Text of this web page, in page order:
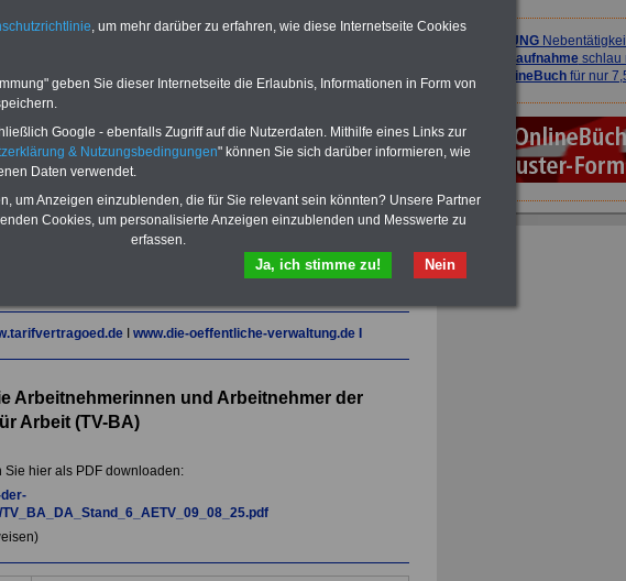
Oktober 2025 PDF-SERVICE:15 Euro
von 12 Monaten bleiben Sie bei den
Dienst auf dem Laufenden, u.a.
Tarifverträge für den öffentlichen
Dienst:
das eBook Tarifrecht öffentlicher
Dienst (TVöD, TV-L)sowie weitere
10 Bücher bzw. eBooks zum
herunterladen, lesen und
ausdrucken.Mehr Infos
I www.die-oeffentliche-verwaltung.deI
Arbeitnehmerinnen und Arbeitnehmer der
Arbeit (TV-BA)
Sie hier als PDF downloaden:
ACHTUNG
vor Jobaufnahmeschlau
OnlineBuch für nur
ACHTUNG
ACHTUNG
, um mehr darüber zu erfahren, wie diese Internetseite Cookies
geben Sie dieser Internetseite die Erlaubnis, Informationen in Form von
Google - ebenfalls Zugriff auf die Nutzerdaten. Mithilfe eines Links zur
& Nutzungsbedingungen" können Sie sich darüber informieren, wie
Daten verwendet.
um Anzeigen einzublenden, die für Sie relevant sein könnten? Unsere Partner
Cookies, um personalisierte Anzeigen einzublenden und Messwerte zu
erfassen.
Nein
Ja, ich stimme zu!